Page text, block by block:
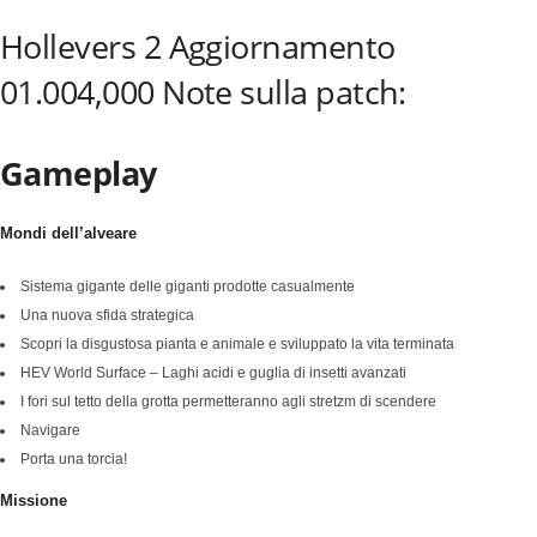
Hollevers 2 Aggiornamento
01.004,000 Note sulla patch:
Gameplay
Mondi dell’alveare
Sistema gigante delle giganti prodotte casualmente
Una nuova sfida strategica
Scopri la disgustosa pianta e animale e sviluppato la vita terminata
HEV World Surface – Laghi acidi e guglia di insetti avanzati
I fori sul tetto della grotta permetteranno agli stretzm di scendere
Navigare
Porta una torcia!
Missione